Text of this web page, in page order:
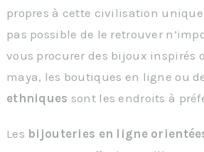
propres à cette civilisation
pas possible de le retrouver
vous procurer des bijoux inspirés
maya, les boutiques en ligne ou
ethniques sont les endroits à
Les bijouteries en ligne